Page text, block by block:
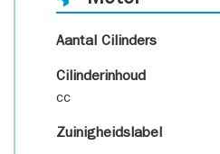
Aantal Cilinders
Cilinderinhoud
cc
Zuinigheidslabel